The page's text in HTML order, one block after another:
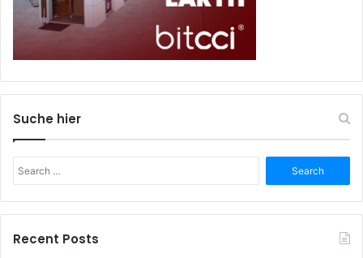
Suche hier
for:
Recent Posts